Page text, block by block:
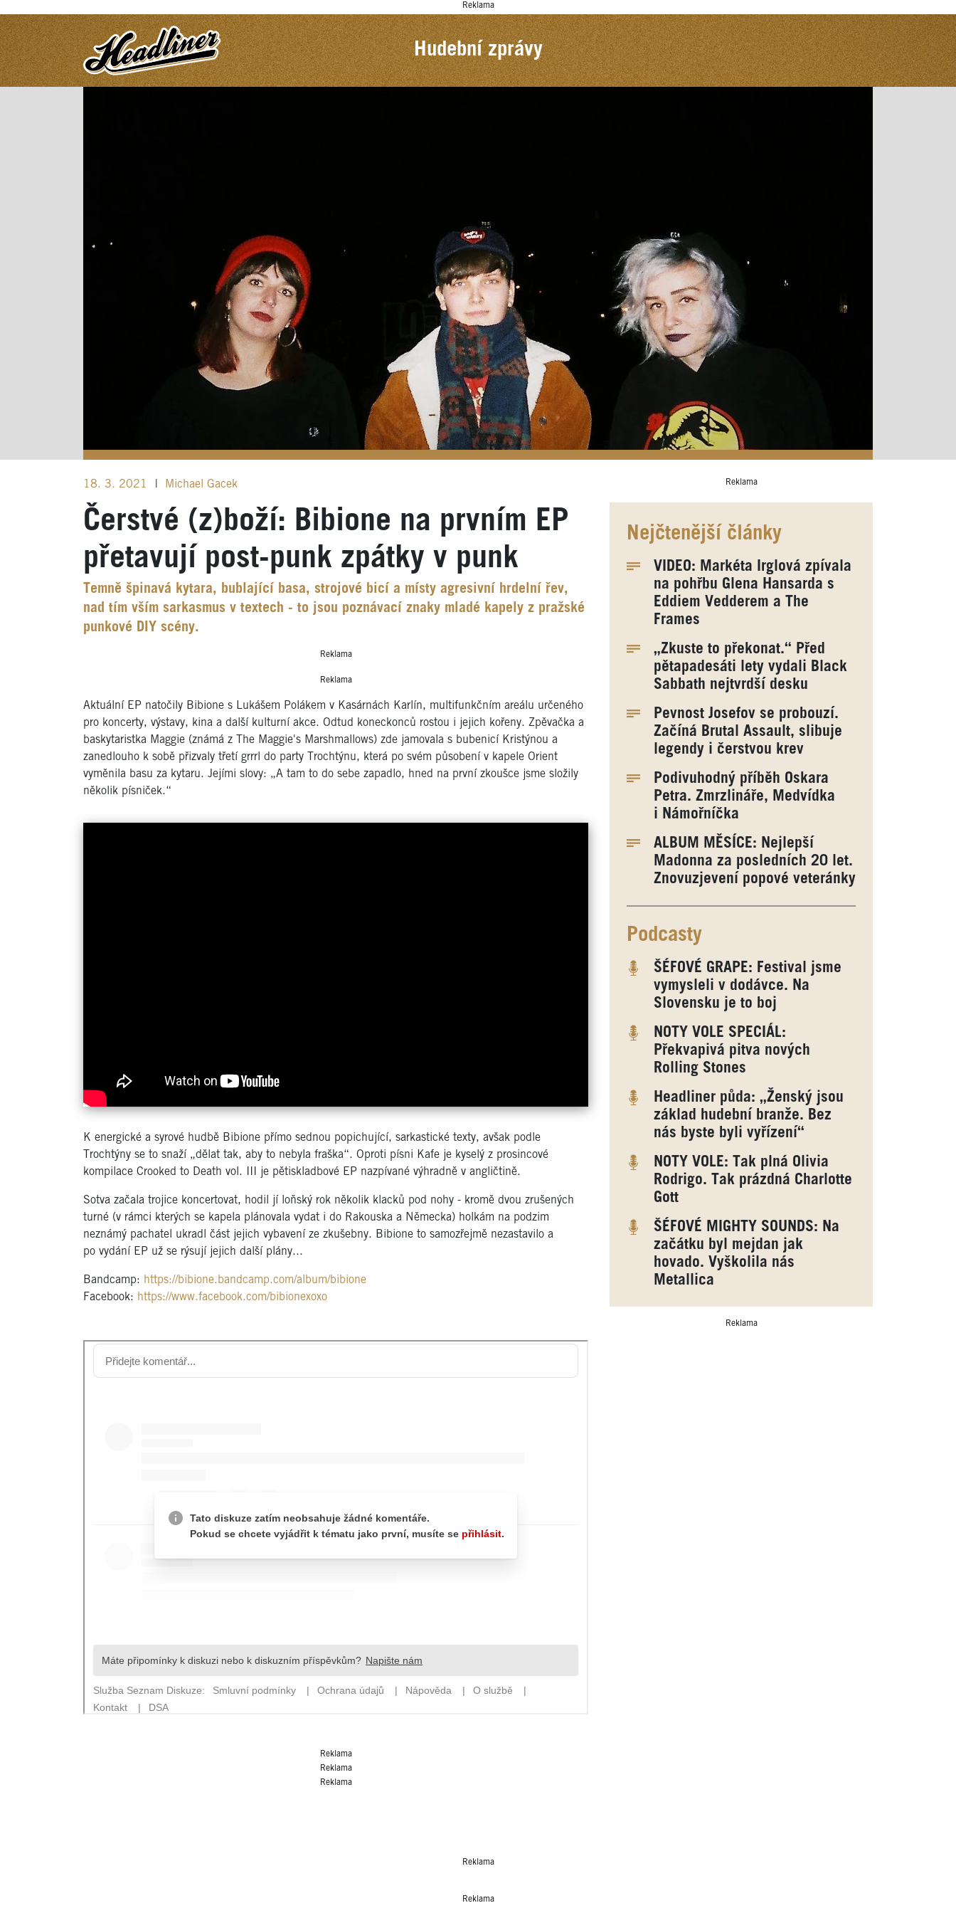
Reklama
Hudební zprávy
18. 3. 2021 Michael Gacek
Čerstvé (z)boží: Bibione na prvním EP
přetavují post-punk zpátky v punk
Temně špinavá kytara, bublající basa, strojové bicí a místy agresivní hrdelní řev,
nad tím vším sarkasmus v textech - to jsou poznávací znaky mladé kapely z pražské
punkové DIY scény.
Reklama
Reklama
Aktuální EP natočily Bibione s Lukášem Polákem v Kasárnách Karlín, multifunkčním areálu určeného
pro koncerty, výstavy, kina a další kulturní akce. Odtud koneckonců rostou i jejich kořeny. Zpěvačka a
baskytaristka Maggie (známá z The Maggie's Marshmallows) zde jamovala s bubenicí Kristýnou a
zanedlouho k sobě přizvaly třetí grrrl do party Trochtýnu, která po svém působení v kapele Orient
vyměnila basu za kytaru. Jejími slovy: „A tam to do sebe zapadlo, hned na první zkoušce jsme složily
několik písniček.“
K energické a syrové hudbě Bibione přímo sednou popichující, sarkastické texty, avšak podle
Trochtýny se to snaží „dělat tak, aby to nebyla fraška“. Oproti písni Kafe je kyselý z prosincové
kompilace Crooked to Death vol. III je pětiskladbové EP nazpívané výhradně v angličtině.
Sotva začala trojice koncertovat, hodil jí loňský rok několik klacků pod nohy - kromě dvou zrušených
turné (v rámci kterých se kapela plánovala vydat i do Rakouska a Německa) holkám na podzim
neznámý pachatel ukradl část jejich vybavení ze zkušebny. Bibione to samozřejmě nezastavilo a
po vydání EP už se rýsují jejich další plány...
Bandcamp: https://bibione.bandcamp.com/album/bibione
Facebook: https://www.facebook.com/bibionexoxo
Reklama
Reklama
Reklama
Reklama
Nejčtenější články
VIDEO: Markéta Irglová zpívala
na pohřbu Glena Hansarda s
Eddiem Vedderem a The
Frames
„Zkuste to překonat.“ Před
pětapadesáti lety vydali Black
Sabbath nejtvrdší desku
Pevnost Josefov se probouzí.
Začíná Brutal Assault, slibuje
legendy i čerstvou krev
Podivuhodný příběh Oskara
Petra. Zmrzlináře, Medvídka
i Námořníčka
ALBUM MĚSÍCE: Nejlepší
Madonna za posledních 20 let.
Znovuzjevení popové veteránky
Podcasty
ŠÉFOVÉ GRAPE: Festival jsme
vymysleli v dodávce. Na
Slovensku je to boj
NOTY VOLE SPECIÁL:
Překvapivá pitva nových
Rolling Stones
Headliner půda: „Ženský jsou
základ hudební branže. Bez
nás byste byli vyřízení“
NOTY VOLE: Tak plná Olivia
Rodrigo. Tak prázdná Charlotte
Gott
ŠÉFOVÉ MIGHTY SOUNDS: Na
začátku byl mejdan jak
hovado. Vyškolila nás
Metallica
Reklama
Reklama
Reklama